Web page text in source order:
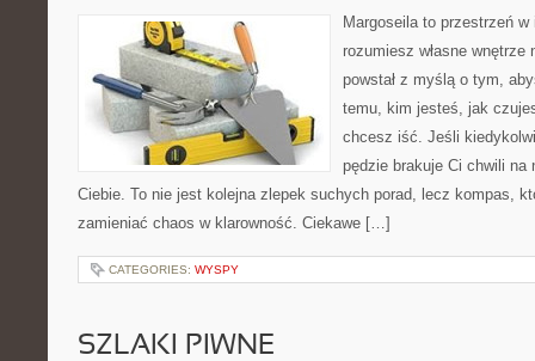
Margoseila to przestrzeń
rozumiesz własne
powstał z myślą o tym,
temu, kim jesteś, jak
chcesz iść. Jeśli
pędzie brakuje Ci chwili na
Ciebie. To nie jest kolejna zlepek suchych porad, lecz kompas,
zamieniać chaos w klarowność. Ciekawe […]
CATEGORIES: WYSPY
SZLAKI PIWNE